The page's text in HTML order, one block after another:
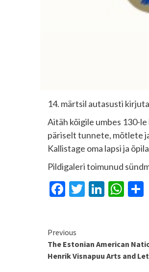
14. märtsil autasusti
Aitäh kõigile umbes 130-
päriselt tunnete, mõtlete
Kallistage oma lapsi ja
Pildigaleri toimunud
Facebook
Twitter
Continue
Reading
Previous
The Estonian American
Henrik Visnapuu Arts and